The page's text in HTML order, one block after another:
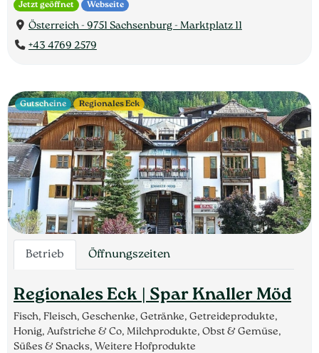
Jetzt geöffnet Webseite
Österreich - 9751 Sachsenburg - Marktplatz 11
+43 4769 2579
Betrieb Öffnungszeiten
Regionales Eck | Spar Knaller Möd
Fisch, Fleisch, Geschenke, Getränke, Getreideprodukte,
Honig, Aufstriche & Co, Milchprodukte, Obst & Gemüse,
Süßes & Snacks, Weitere Hofprodukte
Gutscheine Regionales Eck